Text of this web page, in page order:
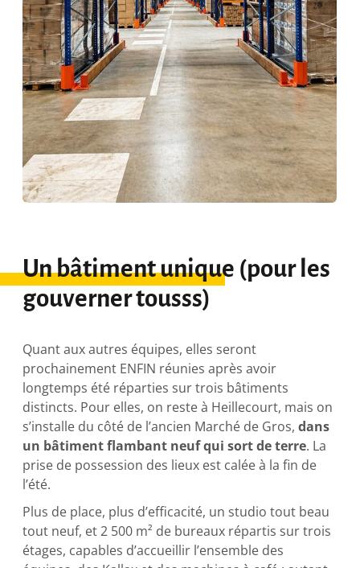
Un bâtiment unique (pour les
gouverner tousss)
Quant aux autres équipes, elles seront
prochainement ENFIN réunies après avoir
longtemps été réparties sur trois bâtiments
distincts. Pour elles, on reste à Heillecourt, mais on
s’installe du côté de l’ancien Marché de Gros,dans
un bâtiment flambant neuf qui sort de terre. La
prise de possession des lieux est calée à la fin de
l’été.
Plus de place, plus d’efficacité, un studio tout beau
tout neuf, et 2 500 m² de bureaux répartis sur trois
étages, capables d’accueillir l’ensemble des